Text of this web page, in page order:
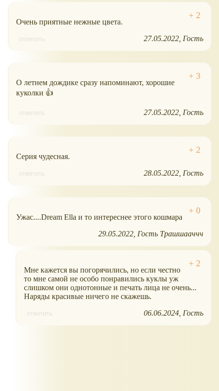
Очень приятные нежные цвета.
ответить 27.05.2022 Гость
О летнем дождике сразу напоминают, хорошие
куколки 👍
ответить 27.05.2022 Гость
Серия чудесная.
ответить 28.05.2022 Гость
Ужас....Dream Ella и то интереснее этого кошмара
29.05.2022 Гость Трашшааччч
Мне кажется вы погорячились, но если честно
то мне самой не особо понравились куклы уж
слишком они однотонные и печать лица не очень...
Наряды красивые ничего не скажешь.
ответить 06.06.2024 Гость